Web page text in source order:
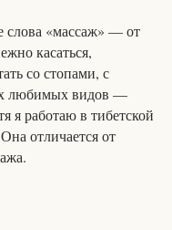
слова «массаж» — от
касаться,
со стопами, с
любимых видов —
я работаю в тибетской
отличается от